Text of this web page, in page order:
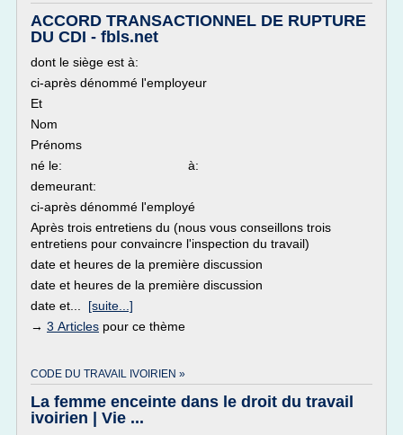
ACCORD TRANSACTIONNEL DE RUPTURE
DU CDI - fbls.net
dont le siège est à:
ci-après dénommé l'employeur
Et
Nom
Prénoms
né le: à:
demeurant:
ci-après dénommé l'employé
Après trois entretiens du (nous vous conseillons trois
entretiens pour convaincre l'inspection du travail)
date et heures de la première discussion
date et heures de la première discussion
date et... [suite...]
→ 3 Articles pour ce thème
CODE DU TRAVAIL IVOIRIEN »
La femme enceinte dans le droit du travail
ivoirien | Vie ...